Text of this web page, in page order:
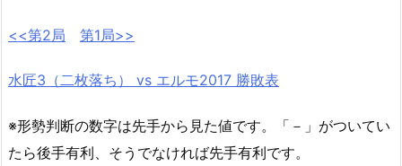
<<第2局 第1局>>
水匠3（二枚落ち） vs エルモ2017 勝敗表
※形勢判断の数字は先手から見た値です。「－」がついてい
たら後手有利、そうでなければ先手有利です。